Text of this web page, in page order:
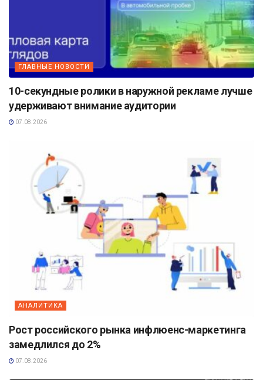
ГЛАВНЫЕ НОВОСТИ
10-секундные ролики в наружной рекламе лучше
удерживают внимание аудитории
07.08.2026
АНАЛИТИКА
Рост российского рынка инфлюенс-маркетинга
замедлился до 2%
07.08.2026